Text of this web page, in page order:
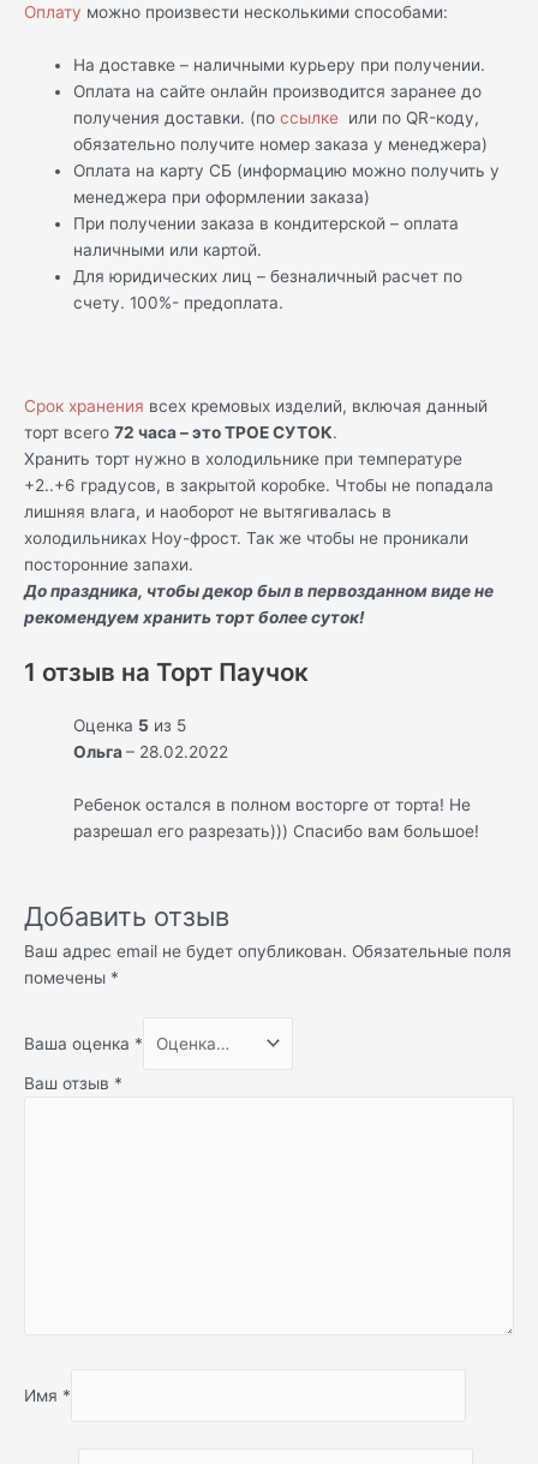
Оплату можно произвести несколькими способами:
На доставке – наличными курьеру при получении.
Оплата на сайте онлайн производится заранее до
получения доставки. (поссылке или по QR-коду,
обязательно получите номер заказа у менеджера)
Оплата на карту СБ (информацию можно получить у
менеджера при оформлении заказа)
При получении заказа в кондитерской – оплата
наличными или картой.
Для юридических лиц – безналичный расчет по
счету. 100%- предоплата.
Срок хранения всех кремовых изделий, включая данный
торт всего 72 часа – это ТРОЕ СУТОК.
Хранить торт нужно в холодильнике при температуре
+2..+6 градусов, в закрытой коробке. Чтобы не попадала
лишняя влага, и наоборот не вытягивалась в
холодильниках Ноу-фрост. Так же чтобы не проникали
посторонние запахи.
До праздника, чтобы декор был в первозданном виде не
рекомендуем хранить торт более суток!
1 отзыв на Торт Паучок
Оценка 5 из 5
Ольга– 28.02.2022
Ребенок остался в полном восторге от торта! Не
разрешал его разрезать))) Спасибо вам большое!
Добавить отзыв
Ваш адрес email не будет опубликован. Обязательные поля
помечены *
Ваша оценка *
Ваш отзыв *
Имя *